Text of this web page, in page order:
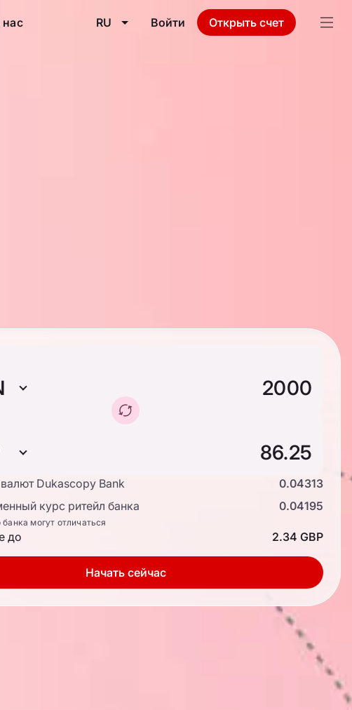
RU Войти Открыть счет
Dukascopy Bank
0.04313
курс ритейл банка
0.04195
могут отличаться
до 2.34 GBP
Начать сейчас